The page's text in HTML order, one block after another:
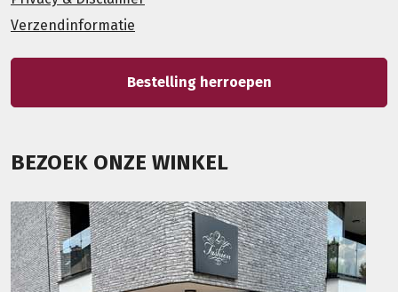
Verzendinformatie
Bestelling herroepen
BEZOEK ONZE WINKEL